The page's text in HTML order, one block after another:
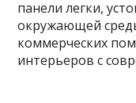
панели легки,
окружающей
коммерческих
интерьеров с